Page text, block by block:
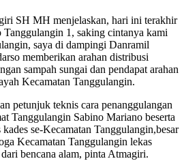
SH MH menjelaskan, hari ini terakhir
1, saking cintanya kami
saya di dampingi Danramil
memberikan arahan distribusi
sampah sungai dan pendapat arahan
Kecamatan Tanggulangin.
petunjuk teknis cara penanggulangan
Tanggulangin Sabino Mariano beserta
se-Kecamatan Tanggulangin,besar
Kecamatan Tanggulangin lekas
bencana alam, pinta Atmagiri.